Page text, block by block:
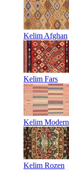
Kelim Afghan
Kelim Fars
Kelim Modern
Kelim Rozen